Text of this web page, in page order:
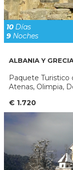
10Días
9 Noches
ALBANIA Y
Paquete Turistico
Atenas, Olimpia,
€ 1.720